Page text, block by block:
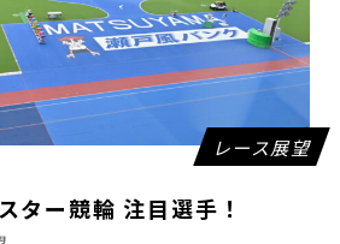
レース展望
ター競輪 注目選手！